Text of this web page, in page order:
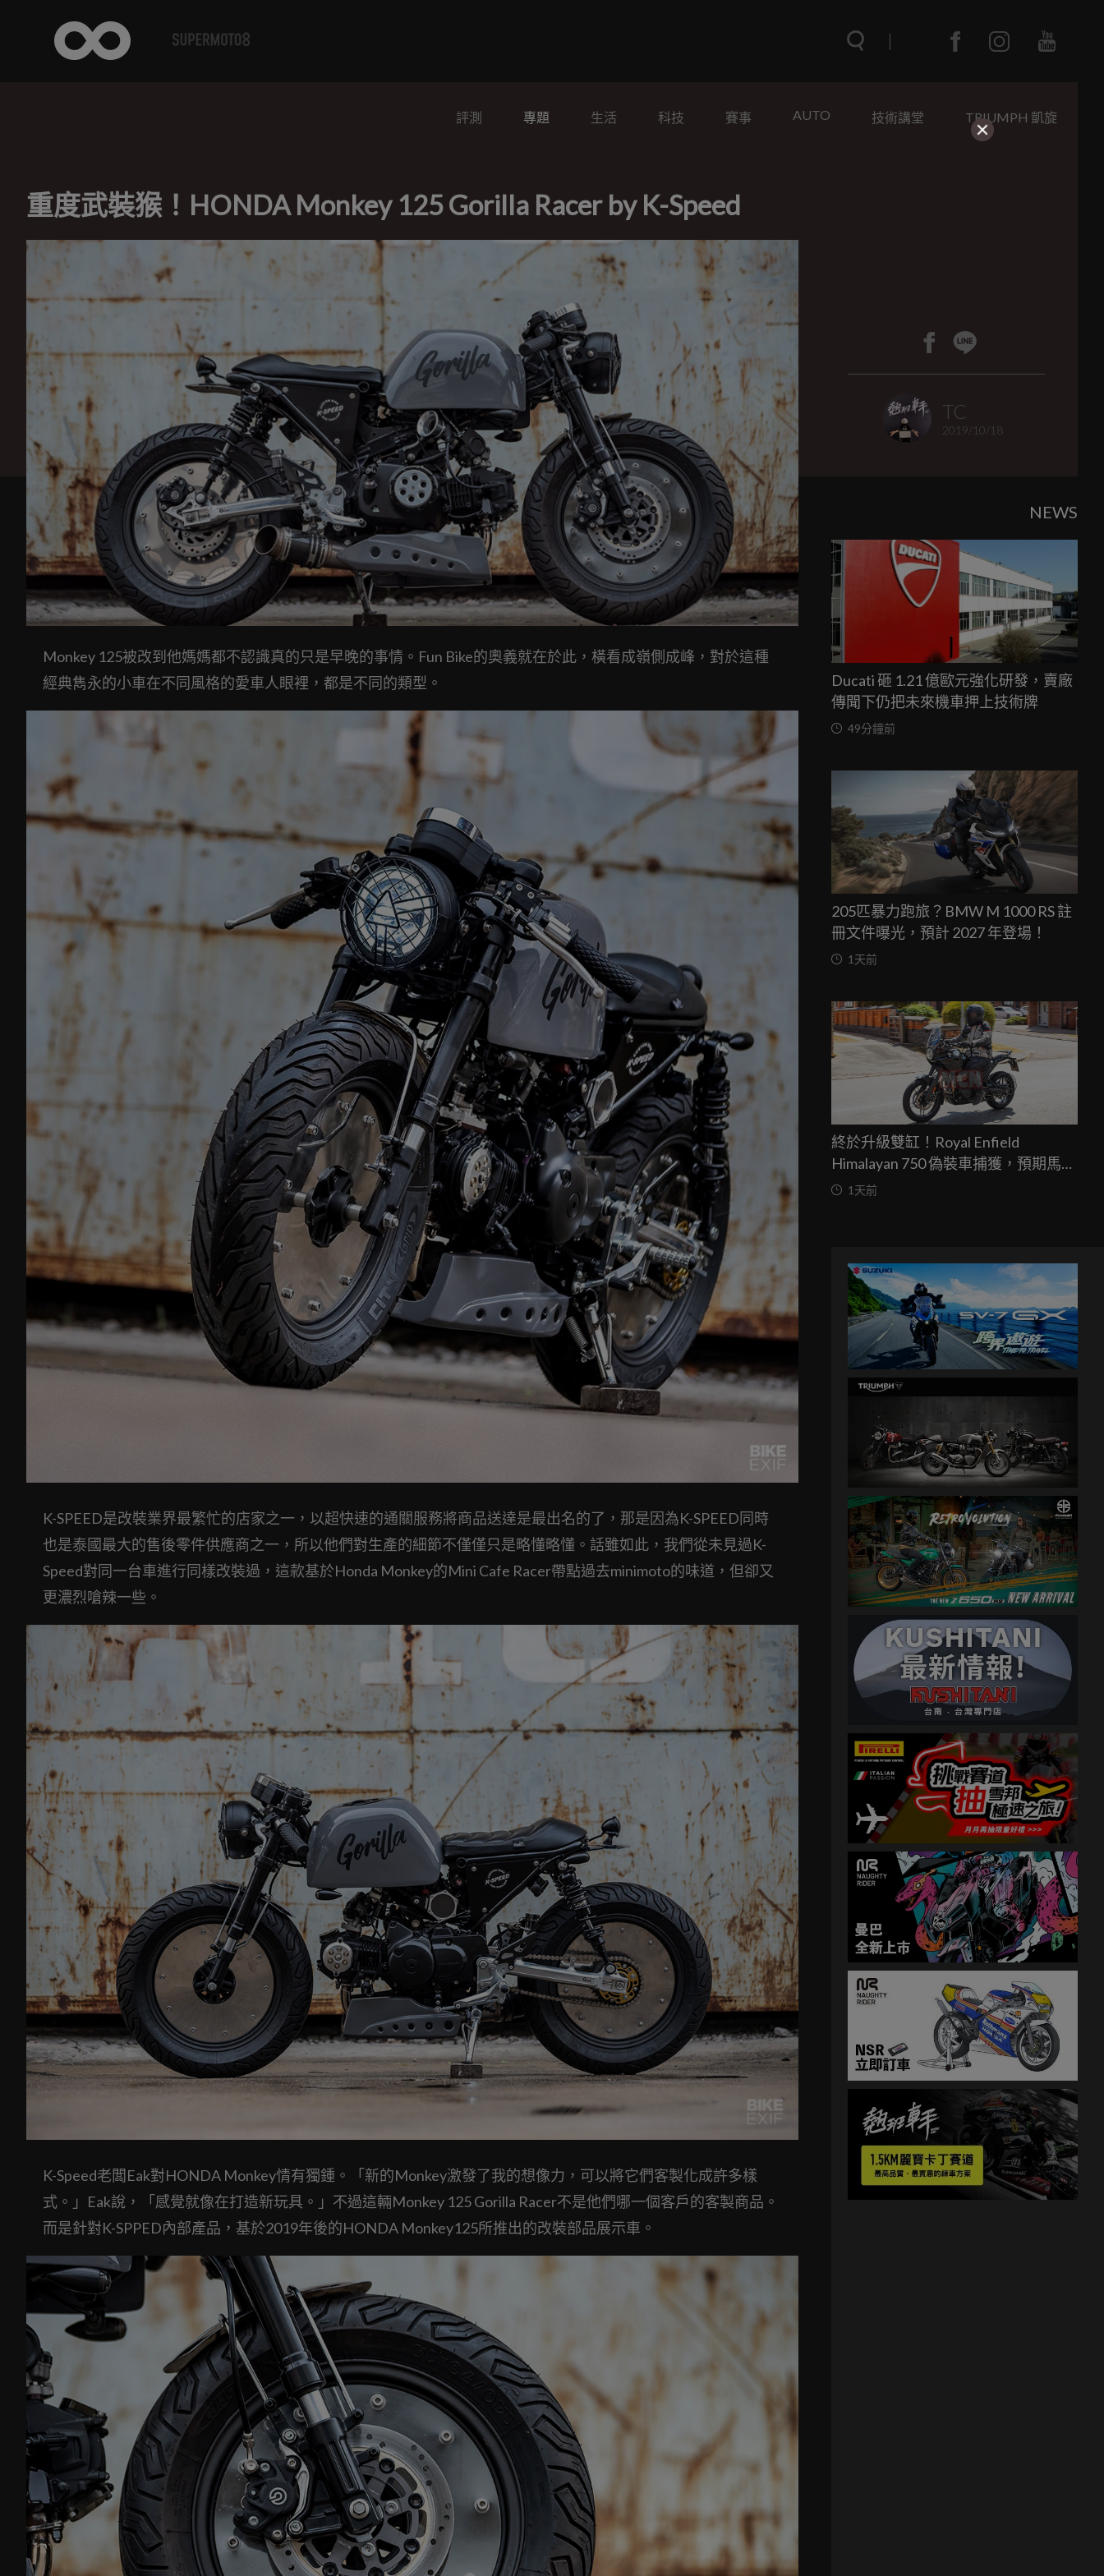
評測 專題 生活 科技 賽事 AUTO 技術講堂 TRIUMPH 凱旋
重度武裝猴！HONDA Monkey 125 Gorilla Racer by K-Speed
TC
2019/10/18
Monkey 125被改到他媽媽都不認識真的只是早晚的事情。Fun Bike的奧義就在於此，橫看成嶺側成峰，對於這種
經典雋永的小車在不同風格的愛車人眼裡，都是不同的類型。
K-SPEED是改裝業界最繁忙的店家之一，以超快速的通關服務將商品送達是最出名的了，那是因為K-SPEED同時
也是泰國最大的售後零件供應商之一，所以他們對生產的細節不僅僅只是略懂略懂。話雖如此，我們從未見過K-
Speed對同一台車進行同樣改裝過，這款基於Honda Monkey的Mini Cafe Racer帶點過去minimoto的味道，但卻又
更濃烈嗆辣一些。
K-Speed老闆Eak對HONDA Monkey情有獨鍾。「新的Monkey激發了我的想像力，可以將它們客製化成許多樣
式。」Eak說，「感覺就像在打造新玩具。」不過這輛Monkey 125 Gorilla Racer不是他們哪一個客戶的客製商品。
而是針對K-SPPED內部產品，基於2019年後的HONDA Monkey125所推出的改裝部品展示車。
NEWS
Ducati 砸 1.21 億歐元強化研發，賣廠
傳聞下仍把未來機車押上技術牌
49分鐘前
205匹暴力跑旅？BMW M 1000 RS 註
冊文件曝光，預計 2027 年登場！
1天前
終於升級雙缸！Royal Enfield
Himalayan 750 偽裝車捕獲，預期馬力
突破67匹，最快米蘭車展亮相
1天前